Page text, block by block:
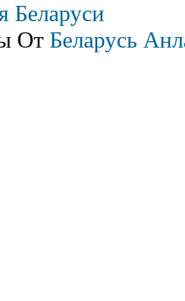
Беларуси
От Беларусь